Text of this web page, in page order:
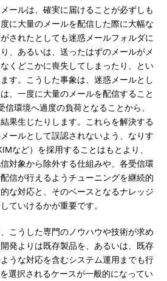
ールは、確実に届けることが必ずしも
に大量のメールを配信した際に大幅な
されたとしても迷惑メールフォルダに
、あるいは、送ったはずのメールがメ
くどこかに喪失してしまったり、とい
す。こうした事象は、迷惑メールとし
、一度に大量のメールを配信すること
環境へ過度の負荷となることから、
果生じたりします。これらを解決する
ールとして誤認されないよう、なりす
など）を採用することはもとより、
対象から除外する仕組みや、各受信環
信が行えるようチューニングを継続的
な対応と、そのベースとなるナレッジ
ていけるかが重要です。
こうした専門のノウハウや技術が求め
発よりは既存製品を、あるいは、既存
うな対応を含むシステム運用までも行
選択されるケースが一般的になってい